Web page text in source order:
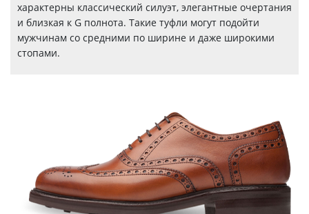
характерны классический силуэт, элегантные очертания
и близкая к G полнота. Такие туфли могут подойти
мужчинам со средними по ширине и даже широкими
стопами.